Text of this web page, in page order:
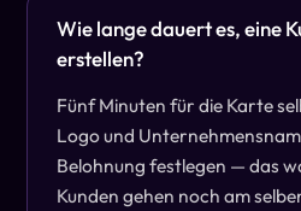
Wie lange dauert es, eine
erstellen?
Fünf Minuten für die Karte
Logo und
Belohnung festlegen — das
Kunden gehen noch am